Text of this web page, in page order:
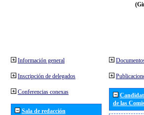
Información general
Inscripción de delegados
Conferencias conexas
Sala de redacción
de las